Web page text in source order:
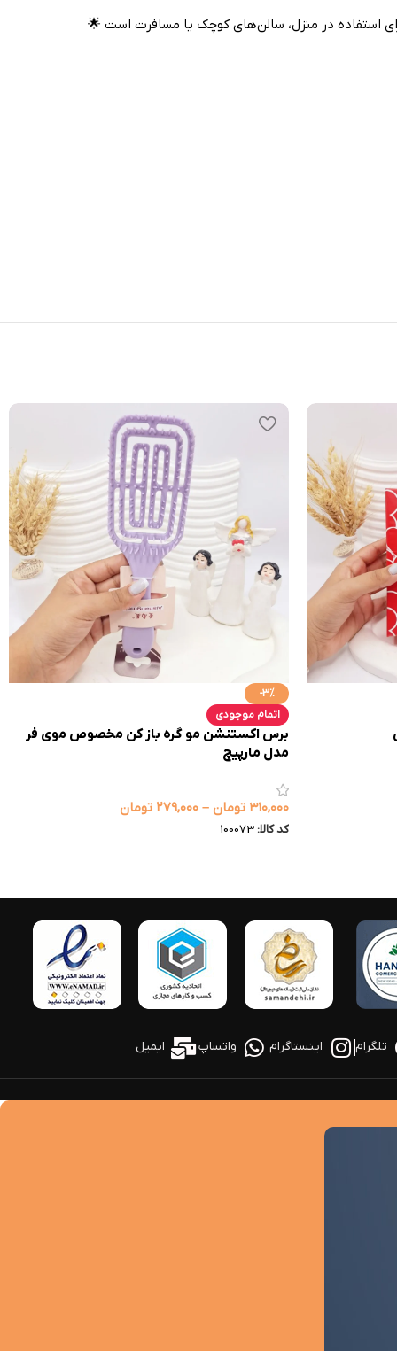
-3%
اتمام موجودی
برس اکستنشن مو گره باز کن مخصوص موی فر
مدل مارپیچ
۳۱۰,۰۰۰ تومان – ۲۷۹,۰۰۰ تومان
کد کالا: 100073
تلگرام اینستاگرام واتساپ ایمیل